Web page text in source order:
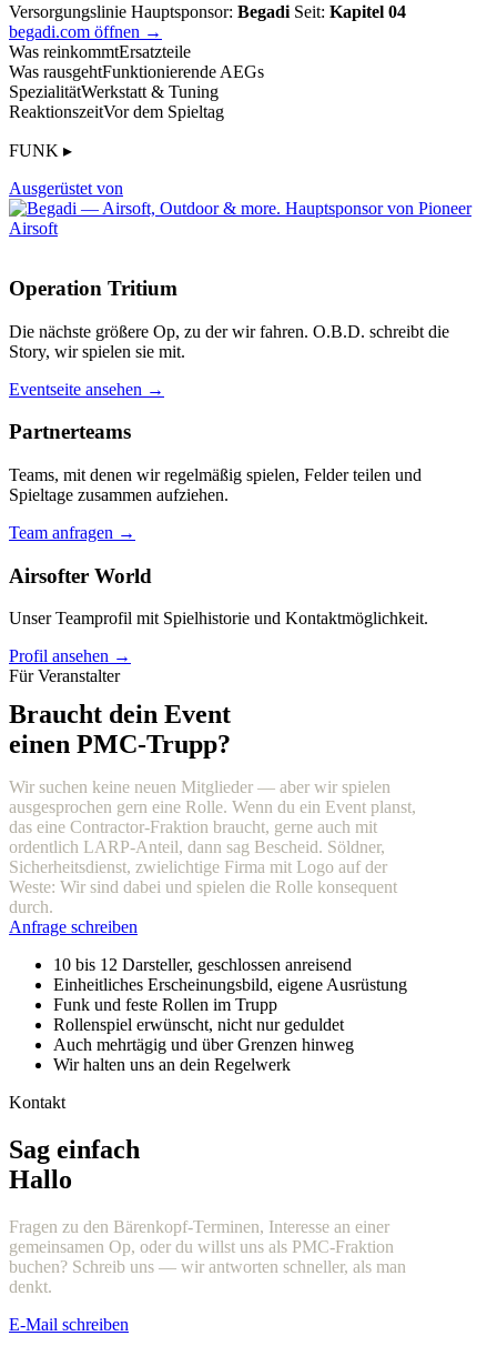
Versorgungslinie Hauptsponsor: Begadi Seit: Kapitel 04
begadi.com öffnen →
Was reinkommtErsatzteile
Was rausgehtFunktionierende AEGs
SpezialitätWerkstatt & Tuning
ReaktionszeitVor dem Spieltag
FUNK ▸
Ausgerüstet von
Operation Tritium
Die nächste größere Op, zu der wir fahren. O.B.D. schreibt die
Story, wir spielen sie mit.
Eventseite ansehen →
Partnerteams
Teams, mit denen wir regelmäßig spielen, Felder teilen und
Spieltage zusammen aufziehen.
Team anfragen →
Airsofter World
Unser Teamprofil mit Spielhistorie und Kontaktmöglichkeit.
Profil ansehen →
Für Veranstalter
Braucht dein Event
einen PMC-Trupp?
Wir suchen keine neuen Mitglieder — aber wir spielen
ausgesprochen gern eine Rolle. Wenn du ein Event planst,
das eine Contractor-Fraktion braucht, gerne auch mit
ordentlich LARP-Anteil, dann sag Bescheid. Söldner,
Sicherheitsdienst, zwielichtige Firma mit Logo auf der
Weste: Wir sind dabei und spielen die Rolle konsequent
durch.
Anfrage schreiben
10 bis 12 Darsteller, geschlossen anreisend
Einheitliches Erscheinungsbild, eigene Ausrüstung
Funk und feste Rollen im Trupp
Rollenspiel erwünscht, nicht nur geduldet
Auch mehrtägig und über Grenzen hinweg
Wir halten uns an dein Regelwerk
Kontakt
Sag einfach
Hallo
Fragen zu den Bärenkopf-Terminen, Interesse an einer
gemeinsamen Op, oder du willst uns als PMC-Fraktion
buchen? Schreib uns — wir antworten schneller, als man
denkt.
E-Mail schreiben